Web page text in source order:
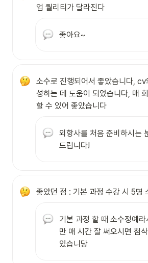
업 퀄리티가 달라진다
좋아요~
소수로 진행되어서 좋았습니다, cv
성하는 데 도움이 되었습니다, 매
할 수 있어 좋았습니다
외항사를 처음 준비하시는
드립니다!
좋았던 점 : 기본 과정 수강 시 5명
기본 과정 할 때 소수정예
만 매 시간 잘 써오시면 첨
있습니당